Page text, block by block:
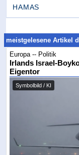
HAMAS
meistgelesene Artikel
Europa -- Politik
Irlands Israel-
Eigentor
Symbolbild / KI